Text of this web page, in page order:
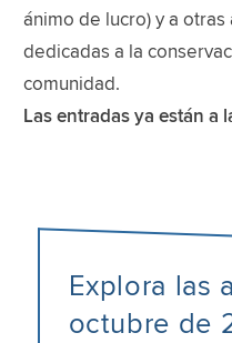
ánimo de lucro) y a
dedicadas a la
comunidad.
Las entradas ya están a
Explora las
octubre de